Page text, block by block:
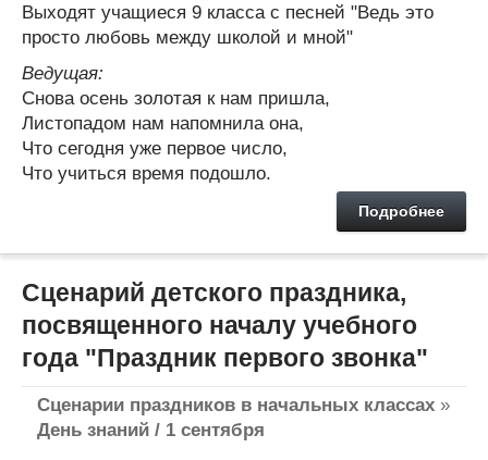
Выходят учащиеся 9 класса с песней "Ведь это
просто любовь между школой и мной"
Ведущая:
Снова осень золотая к нам пришла,
Листопадом нам напомнила она,
Что сегодня уже первое число,
Что учиться время подошло.
Подробнее
Сценарий детского праздника,
посвященного началу учебного
года "Праздник первого звонка"
Сценарии праздников в начальных классах »
День знаний / 1 сентября